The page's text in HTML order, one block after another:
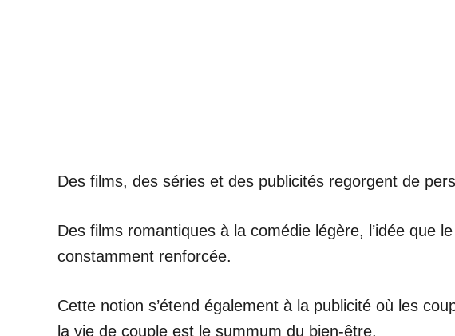
Des films, des séries et des publicités regorgent de
Des films romantiques à la comédie légère, l’idée que
constamment renforcée.
Cette notion s’étend également à la publicité où les
la vie de couple est le summum du bien-être.